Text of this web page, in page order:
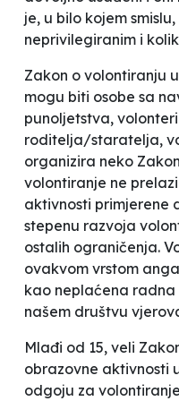
je, u bilo kojem
neprivilegiranim i
Zakon o volontiranju
mogu biti osobe sa
punoljetstva,
roditelja/staratelja,
organizira neko
volontiranje ne
aktivnosti primjerene
stepenu razvoja
ostalih ograničenja.
ovakvom vrstom
kao neplaćena radna
našem društvu
Mlađi od 15, veli
obrazovne aktivnosti
odgoju za